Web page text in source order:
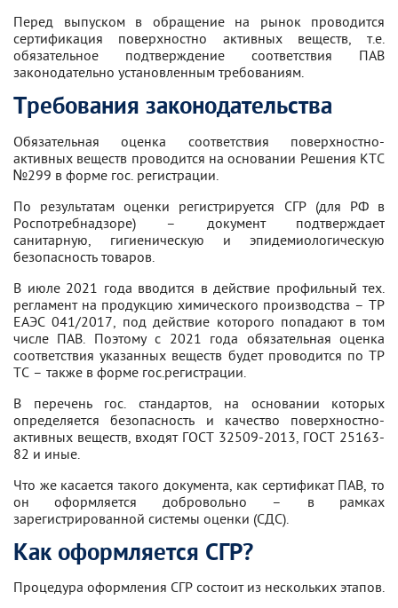
Перед выпуском в обращение на рынок проводится
сертификация поверхностно активных веществ, т.е.
обязательное подтверждение соответствия ПАВ
законодательно установленным требованиям.
Требования законодательства
Обязательная оценка соответствия поверхностно-
активных веществ проводится на основании Решения КТС
№299 в форме гос. регистрации.
По результатам оценки регистрируется СГР (для РФ в
Роспотребнадзоре) – документ подтверждает
санитарную, гигиеническую и эпидемиологическую
безопасность товаров.
В июле 2021 года вводится в действие профильный тех.
регламент на продукцию химического производства – ТР
ЕАЭС 041/2017, под действие которого попадают в том
числе ПАВ. Поэтому с 2021 года обязательная оценка
соответствия указанных веществ будет проводится по ТР
ТС – также в форме гос.регистрации.
В перечень гос. стандартов, на основании которых
определяется безопасность и качество поверхностно-
активных веществ, входят ГОСТ 32509-2013, ГОСТ 25163-
82 и иные.
Что же касается такого документа, как сертификат ПАВ, то
он оформляется добровольно – в рамках
зарегистрированной системы оценки (СДС).
Как оформляется СГР?
Процедура оформления СГР состоит из нескольких этапов.